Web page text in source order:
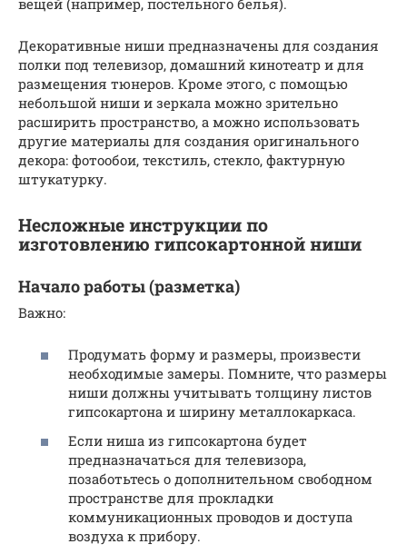
Декоративные ниши предназначены для создания
полки под телевизор, домашний кинотеатр и для
размещения тюнеров. Кроме этого, с помощью
небольшой ниши и зеркала можно зрительно
расширить пространство, а можно использовать
другие материалы для создания оригинального
декора: фотообои, текстиль, стекло, фактурную
штукатурку.
Несложные инструкции по
изготовлению гипсокартонной ниши
Начало работы (разметка)
Важно:
Продумать форму и размеры, произвести
необходимые замеры. Помните, что размеры
ниши должны учитывать толщину листов
гипсокартона и ширину металлокаркаса.
Если ниша из гипсокартона будет
предназначаться для телевизора,
позаботьтесь о дополнительном свободном
пространстве для прокладки
коммуникационных проводов и доступа
воздуха к прибору.